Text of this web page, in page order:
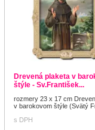
Drevená plaketa v
štýle - Sv.František...
rozmery 23 x 17 cm
v barokovom štýle (Svätý
s DPH